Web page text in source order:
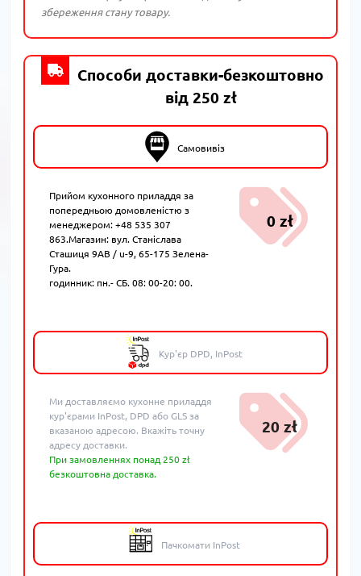
збереження стану товару.
Способи доставки-безкоштовно
від 250 zł
Самовивіз
Прийом кухонного приладдя за
попередньою домовленістю з
менеджером: +48 535 307
863.Магазин: вул. Станіслава
Сташиця 9AB / u-9, 65-175 Зелена-
Гура.
годинник: пн.- СБ. 08: 00-20: 00.
0 zł
Кур'єр DPD, InPost
Ми доставляємо кухонне приладдя
кур'єрами InPost, DPD або GLS за
вказаною адресою. Вкажіть точну
адресу доставки.
При замовленнях понад 250 zł
безкоштовна доставка.
20 zł
Пачкомати InPost